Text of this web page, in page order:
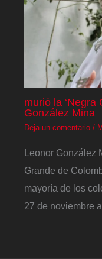
murió la ‘Negra
González Mina
Deja un comentario /
Leonor González
Grande de
mayoría de los
27 de noviembre